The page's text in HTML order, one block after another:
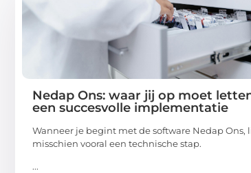
Nedap Ons: waar jij op moet
een succesvolle implementatie
Wanneer je begint met de software Nedap Ons,
misschien vooral een technische stap.
...